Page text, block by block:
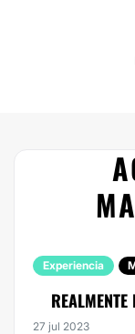
Experiencia
27 jul 2023